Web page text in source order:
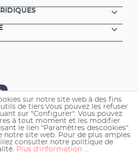
& Co. KG.
sur notre site web à des fins
de tiers.Vous pouvez les refuser
sur "Configurer". Vous pouvez
à tout moment et les modifier
le lien "Paramètres descookies"
notre site web. Pour de plus amples
consulter notre politique de
Plus d'information ...